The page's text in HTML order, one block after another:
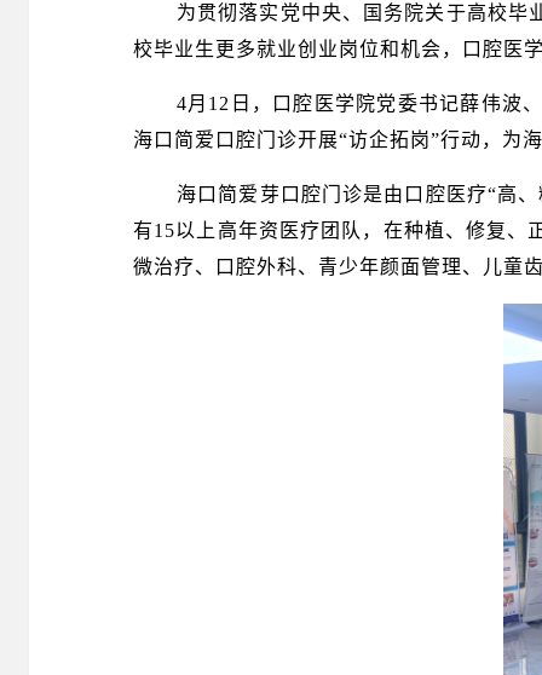
为贯彻落实党中央、国务院关于高校毕
校毕业生更多就业创业岗位和机会，
口腔医
4月1 2 日，
口腔医学院党委书记薛伟波
海口简爱口腔门诊开展“访企拓岗”行动，为
海口简爱芽口腔门诊是由口腔医疗“高
有15以上高年资医疗团队，在种植、修复、
微治疗、口腔外科、青少年颜面管理、儿童